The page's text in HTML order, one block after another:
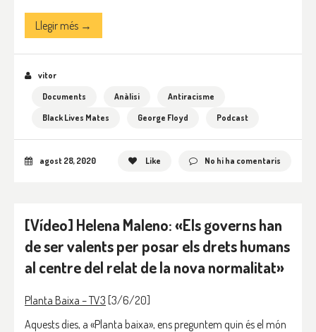
Llegir més →
vitor
Documents
Anàlisi
Antiracisme
Black Lives Mates
George Floyd Podcast
agost 28, 2020 Like No hi ha comentaris
[Vídeo] Helena Maleno: «Els governs han
de ser valents per posar els drets humans
al centre del relat de la nova normalitat»
Planta Baixa – TV3 [3/6/20]
Aquests dies, a «Planta baixa», ens preguntem quin és el món